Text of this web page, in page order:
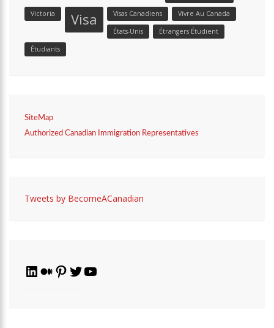
Victoria Visa Visas Canadiens Vivre Au Canada
États-Unis Étrangers Étudient
Étudiants
SiteMap
Authorized Canadian Immigration Representatives
Tweets by BecomeACanadian